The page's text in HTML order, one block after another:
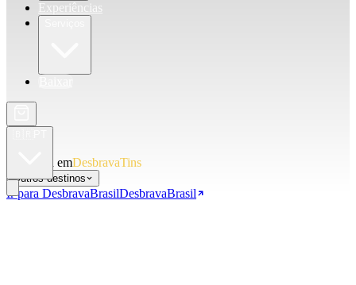
Você está emDesbravaTins
Outros destinos
Ir para DesbravaBrasilDesbravaBrasil
Experiências